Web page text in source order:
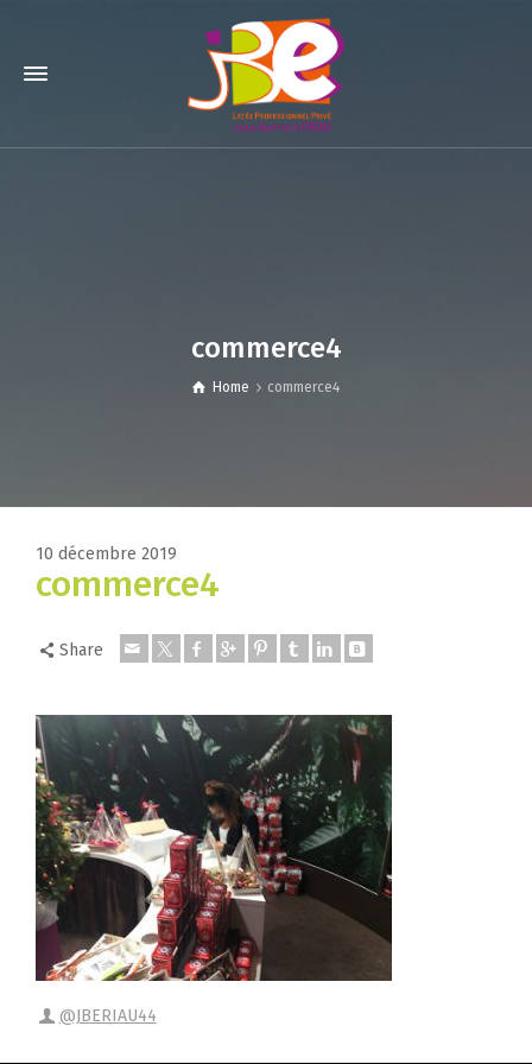
commerce4
Home commerce4
10 décembre 2019
commerce4
Share
@JBERIAU44